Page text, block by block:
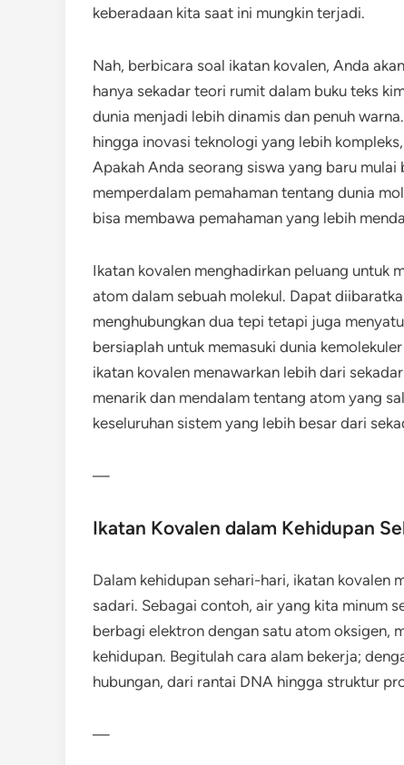
keberadaan kita saat ini mungkin terjadi.
Nah, berbicara soal ikatan kovalen, Anda
hanya sekadar teori rumit dalam buku teks
dunia menjadi lebih dinamis dan penuh
hingga inovasi teknologi yang lebih
Apakah Anda seorang siswa yang baru
memperdalam pemahaman tentang dunia
bisa membawa pemahaman yang lebih
Ikatan kovalen menghadirkan peluang untuk
atom dalam sebuah molekul. Dapat
menghubungkan dua tepi tetapi juga
bersiaplah untuk memasuki dunia
ikatan kovalen menawarkan lebih dari
menarik dan mendalam tentang atom yang
keseluruhan sistem yang lebih besar dari
—
Ikatan Kovalen dalam Kehidupan
Dalam kehidupan sehari-hari, ikatan kovalen
sadari. Sebagai contoh, air yang kita minum
berbagi elektron dengan satu atom oksigen,
kehidupan. Begitulah cara alam bekerja;
hubungan, dari rantai DNA hingga struktur
—